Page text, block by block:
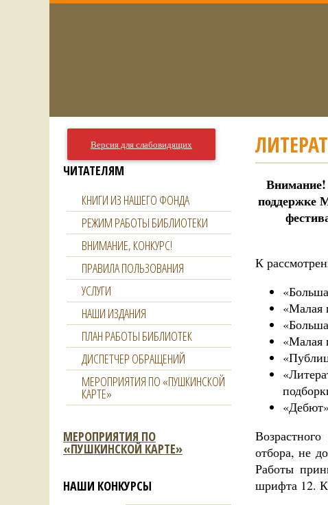
Внимание!
поддержке
К
«Малая
«Малая
отбора, не
Работы
шрифта 12. К
Версия для слабовидящих
ЧИТАТЕЛЯМ
КНИГИ ИЗ НАШЕГО ФОНДА
РЕЖИМ РАБОТЫ БИБЛИОТЕКИ
ВНИМАНИЕ, КОНКУРС!
ПРАВИЛА ПОЛЬЗОВАНИЯ
УСЛУГИ
НАШИ ИЗДАНИЯ
ПЛАН РАБОТЫ БИБЛИОТЕК
ДИСПЕТЧЕР ОБРАЩЕНИЙ
МЕРОПРИЯТИЯ ПО «ПУШКИНСКОЙ
КАРТЕ»
МЕРОПРИЯТИЯ ПО
«ПУШКИНСКОЙ КАРТЕ»
НАШИ КОНКУРСЫ